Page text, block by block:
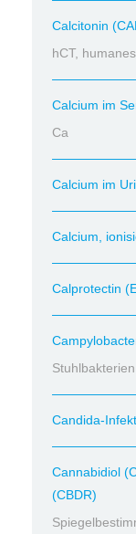
Calcitonin
hCT,
Calcium im
Ca
Calcium im
Calcium,
Calprotectin
Stuhlbakterien
Candida-
Cannabidiol
(CBDR)